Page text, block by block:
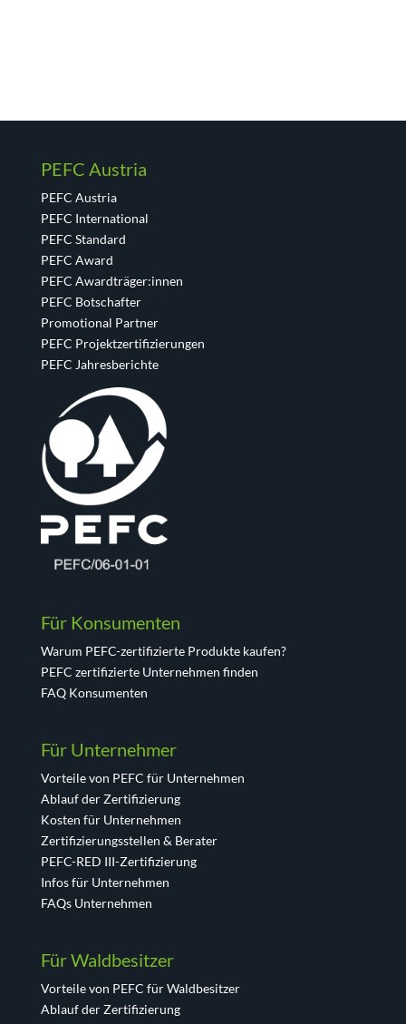
PEFC Austria
PEFC Austria
PEFC International
PEFC Standard
PEFC Award
PEFC Awardträger:innen
PEFC Botschafter
Promotional Partner
PEFC Projektzertifizierungen
PEFC Jahresberichte
Für Konsumenten
Warum PEFC-zertifizierte Produkte kaufen?
PEFC zertifizierte Unternehmen finden
FAQ Konsumenten
Für Unternehmer
Vorteile von PEFC für Unternehmen
Ablauf der Zertifizierung
Kosten für Unternehmen
Zertifizierungsstellen & Berater
PEFC-RED III-Zertifizierung
Infos für Unternehmen
FAQs Unternehmen
Für Waldbesitzer
Vorteile von PEFC für Waldbesitzer
Ablauf der Zertifizierung